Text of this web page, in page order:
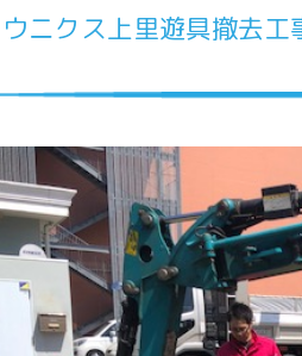
ウニクス上里遊具撤去